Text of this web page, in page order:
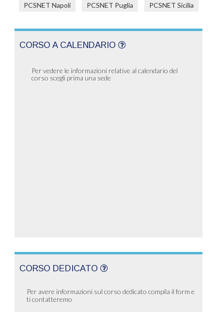
PCSNET Napoli PCSNET Puglia PCSNET Sicilia
CORSO A CALENDARIO
Per vedere le informazioni relative al calendario del
corso scegli prima una sede
CORSO DEDICATO
Per avere informazioni sul corso dedicato compila il form e
ti contatteremo